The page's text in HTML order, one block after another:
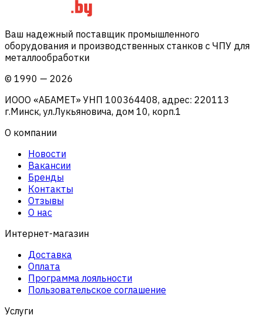
Ваш надежный поставщик промышленного
оборудования и производственных станков с ЧПУ для
металлообработки
© 1990 — 2026
ИООО «АБАМЕТ» УНП 100364408, адрес: 220113
г.Минск, ул.Лукьяновича, дом 10, корп.1
О компании
Новости
Вакансии
Бренды
Контакты
Отзывы
О нас
Интернет-магазин
Доставка
Оплата
Программа лояльности
Пользовательское соглашение
Услуги